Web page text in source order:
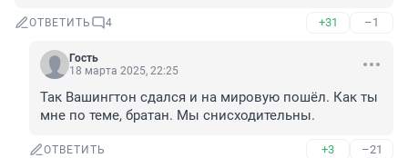
ОТВЕТИТЬ 4 +31 –1
Гость
18 марта 2025, 22:25
Так Вашингтон сдался и на мировую пошёл. Как ты
мне по теме, братан. Мы снисходительны.
ОТВЕТИТЬ +3 –21